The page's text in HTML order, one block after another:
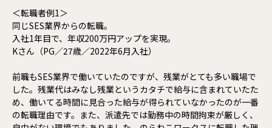
＜転職者例1＞
同じSES業界からの転職。
入社1年目で、年収200万円アップを実現。
Kさん（PG／27歳／2022年6月入社）
前職もSES業界で働いていたのですが、残業がとても多い職場で
した。残業代はみなし残業というカタチで給与に含まれていたた
め、働いてる時間に見合った給与が得られていなかったのが一番
の転職理由です。また、派遣先では勤務中の時間拘束が厳しく、